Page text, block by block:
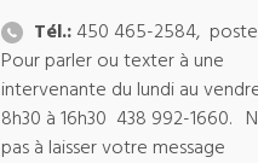
Tél.:450 465-2584, poste
Pour parler ou texter à une
intervenante du lundi au
8h30 à 16h30 438 992-1660.
pas à laisser votre message